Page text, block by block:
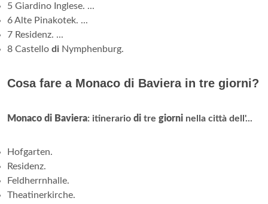
5 Giardino Inglese. ...
6 Alte Pinakotek. ...
7 Residenz. ...
8 Castello di Nymphenburg.
Cosa fare a Monaco di Baviera in tre giorni?
Monaco di Baviera: itinerario di tre giorni nella città dell'...
Hofgarten.
Residenz.
Feldherrnhalle.
Theatinerkirche.